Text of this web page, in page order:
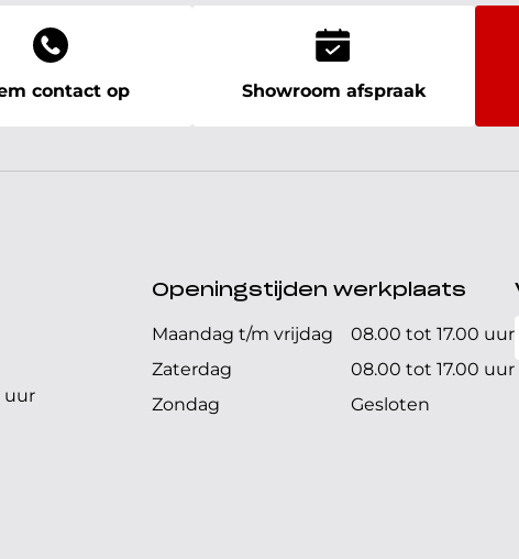
contact op Showroom afspraak
uur
Openingstijden werkplaats
Maandag t/m vrijdag
08.00 tot 17.00 uur
Zaterdag
08.00 tot 17.00 uur
Zondag
Gesloten